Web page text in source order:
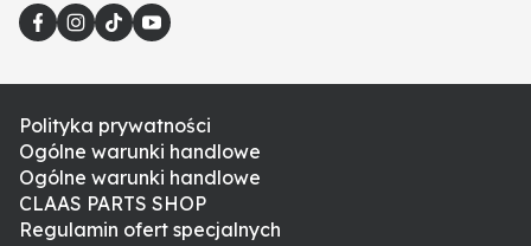
Polityka prywatności
Ogólne warunki handlowe
Ogólne warunki handlowe
CLAAS PARTS SHOP
Regulamin ofert specjalnych